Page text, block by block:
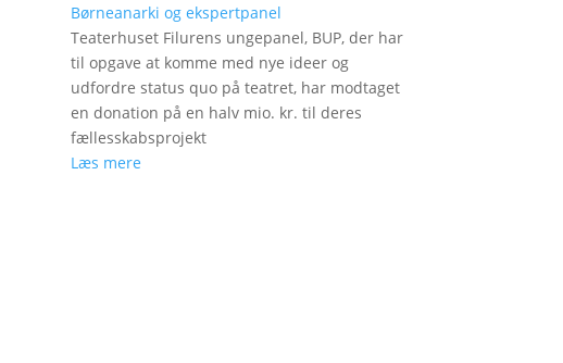
Børneanarki og ekspertpanel
Teaterhuset Filurens ungepanel, BUP, der har
til opgave at komme med nye ideer og
udfordre status quo på teatret, har modtaget
en donation på en halv mio. kr. til deres
fællesskabsprojekt
Læs mere